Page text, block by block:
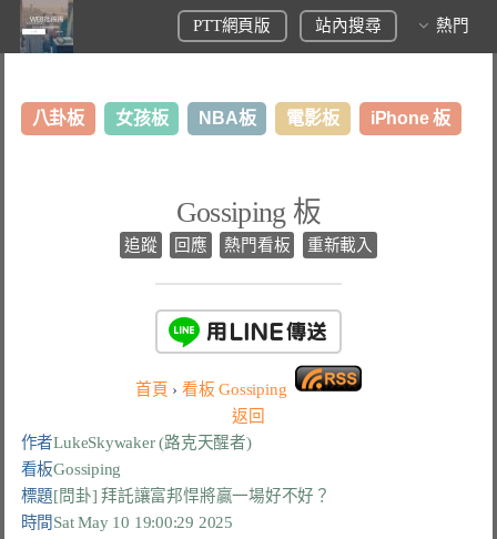
PTT網頁版 站內搜尋 熱門
八卦板 女孩板 NBA板 電影板 iPhone 板
Gossiping 板
追蹤 回應 熱門看板 重新載入
首頁 › 看板Gossiping
返回
作者LukeSkywaker (路克天醒者)
看板Gossiping
標題[問卦] 拜託讓富邦悍將贏一場好不好？
時間Sat May 10 19:00:29 2025